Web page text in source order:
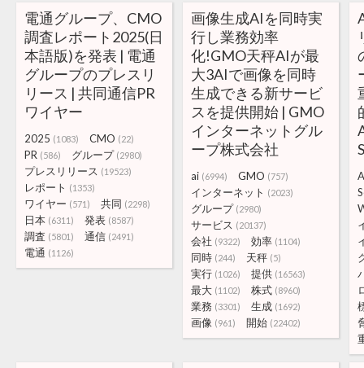
電通グループ、CMO
調査レポート2025(日
本語版)を発表 | 電通
グループのプレスリ
リース | 共同通信PR
ワイヤー
2025 (1083) CMO (22)
PR (586) グループ (2980)
プレスリリース (19523)
レポート (1353)
ワイヤー (571) 共同 (2298)
日本 (6311) 発表 (8587)
調査 (5801) 通信 (2491)
電通 (1126)
画像生成AIを同時実
行し業務効率
化!GMO天秤AIが最
大3AIで画像を同時
生成できる新サービ
スを提供開始 | GMO
インターネットグル
ープ株式会社
ai (6994) GMO (757)
インターネット (2023)
グループ (2980)
サービス (20137)
会社 (9322) 効率 (1104)
同時 (244) 天秤 (5)
実行 (1026) 提供 (16563)
最大 (1102) 株式 (8960)
業務 (3301) 生成 (1692)
画像 (961) 開始 (22402)